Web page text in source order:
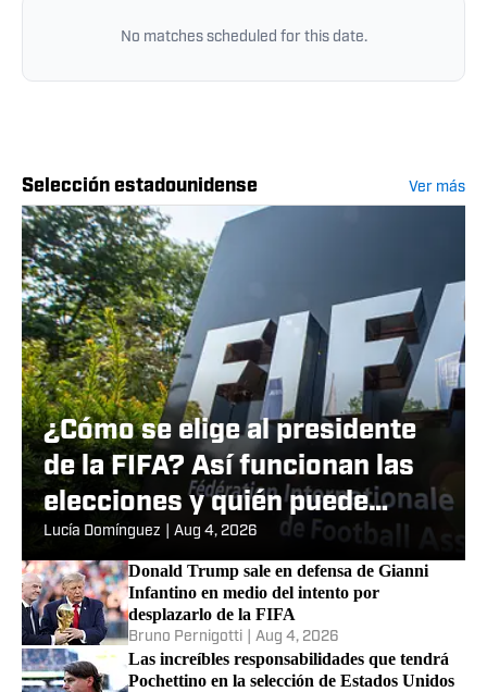
No matches scheduled for this date.
Selección estadounidense Ver más
¿Cómo se elige al presidente
de la FIFA? Así funcionan las
elecciones y quién puede
desafiar a Gianni Infantino
Lucía Domínguez Aug 4, 2026
Donald Trump sale en defensa de Gianni
Infantino en medio del intento por
desplazarlo de la FIFA
Bruno Pernigotti Aug 4, 2026
Las increíbles responsabilidades que tendrá
Pochettino en la selección de Estados Unidos